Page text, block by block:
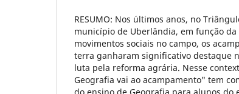
RESUMO: Nos últimos anos, no
município de Uberlândia, em função
movimentos sociais no campo, os
terra ganharam significativo destaque
luta pela reforma agrária. Nesse
Geografia vai ao acampamento" tem